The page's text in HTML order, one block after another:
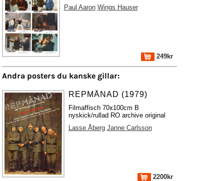
Paul Aaron Wings Hauser
249kr
Andra posters du kanske gillar:
REPMÅNAD (1979)
Filmaffisch 70x100cm B
nyskick/rullad RO archive original
Lasse Åberg Janne Carlsson
2200kr